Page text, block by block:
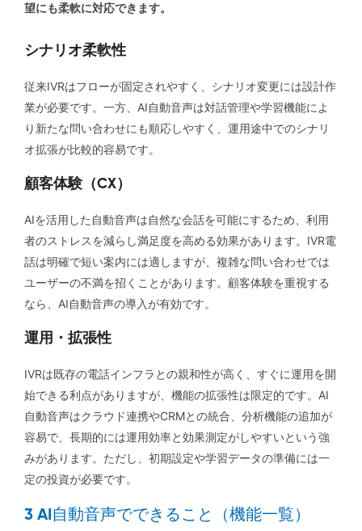
望にも柔軟に対応できます。
シナリオ柔軟性
従来IVRはフローが固定されやすく、シナリオ変更には設計作
業が必要です。一方、AI自動音声は対話管理や学習機能によ
り新たな問い合わせにも順応しやすく、運用途中でのシナリ
オ拡張が比較的容易です。
顧客体験（CX）
AIを活用した自動音声は自然な会話を可能にするため、利用
者のストレスを減らし満足度を高める効果があります。IVR電
話は明確で短い案内には適しますが、複雑な問い合わせでは
ユーザーの不満を招くことがあります。顧客体験を重視する
なら、AI自動音声の導入が有効です。
運用・拡張性
IVRは既存の電話インフラとの親和性が高く、すぐに運用を開
始できる利点がありますが、機能の拡張性は限定的です。AI
自動音声はクラウド連携やCRMとの統合、分析機能の追加が
容易で、長期的には運用効率と効果測定がしやすいという強
みがあります。ただし、初期設定や学習データの準備には一
定の投資が必要です。
3 AI自動音声でできること（機能一覧）